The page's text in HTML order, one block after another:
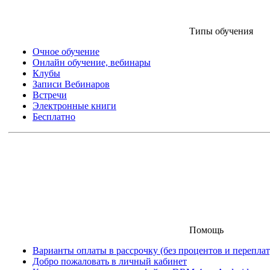
Типы обучения
Очное обучение
Онлайн обучение, вебинары
Клубы
Записи Вебинаров
Встречи
Электронные книги
Бесплатно
Помощь
Варианты оплаты в рассрочку (без процентов и
Добро пожаловать в личный кабинет